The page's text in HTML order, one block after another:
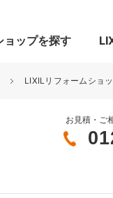
門まわり
ョップを探す
LIXILリフォームショ
お見積・ご